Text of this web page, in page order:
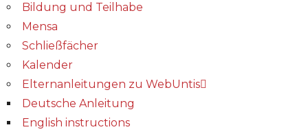
Bildung und Teilhabe
Mensa
Schließfächer
Kalender
Elternanleitungen zu WebUntis
Deutsche Anleitung
English instructions